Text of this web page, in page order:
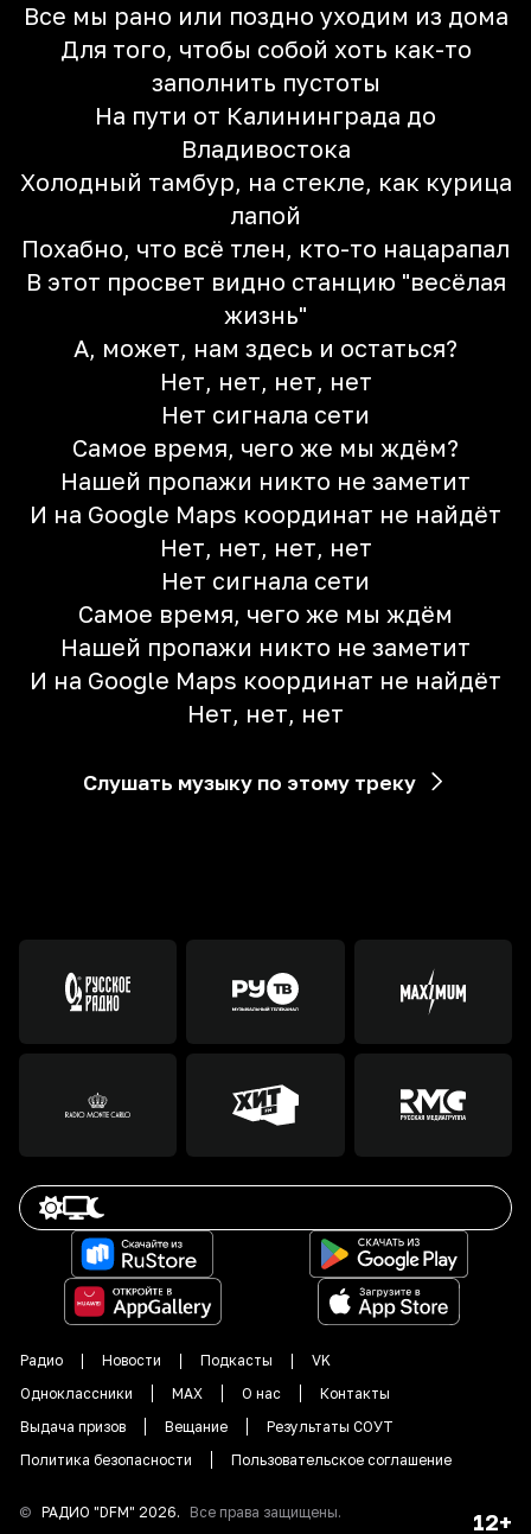
Все мы рано или поздно уходим из дома
Для того, чтобы собой хоть как-то
заполнить пустоты
На пути от Калининграда до
Владивостока
Холодный тамбур, на стекле, как курица
лапой
Похабно, что всё тлен, кто-то нацарапал
В этот просвет видно станцию "весёлая
жизнь"
А, может, нам здесь и остаться?
Нет, нет, нет, нет
Нет сигнала сети
Самое время, чего же мы ждём?
Нашей пропажи никто не заметит
И на Google Maps координат не найдёт
Нет, нет, нет, нет
Нет сигнала сети
Самое время, чего же мы ждём
Нашей пропажи никто не заметит
И на Google Maps координат не найдёт
Нет, нет, нет
Слушать музыку по этому треку
Радио Новости Подкасты
VK
Одноклассники
MAX О нас
Контакты
Выдача призов
Вещание
Результаты СОУТ
Политика безопасности
Пользовательское соглашение
© РАДИО "DFM" 2026. Все права защищены. 12+